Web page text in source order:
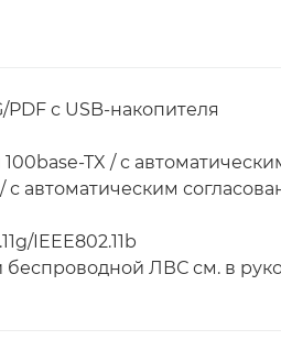
с USB-накопителя
TX / с
с автоматическим
IEEE802.11b
ЛВС см. в